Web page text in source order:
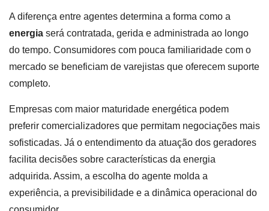
A diferença entre agentes determina a forma como a
energia será contratada, gerida e administrada ao longo
do tempo. Consumidores com pouca familiaridade com o
mercado se beneficiam de varejistas que oferecem suporte
completo.
Empresas com maior maturidade energética podem
preferir comercializadores que permitam negociações mais
sofisticadas. Já o entendimento da atuação dos geradores
facilita decisões sobre características da energia
adquirida. Assim, a escolha do agente molda a
experiência, a previsibilidade e a dinâmica operacional do